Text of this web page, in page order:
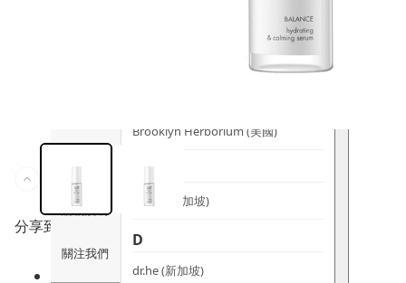
客服資訊
購物說明
關注我們
Brooklyn Herborium (美國)
CERM (新加坡)
D
dr.he (新加坡)
分享到